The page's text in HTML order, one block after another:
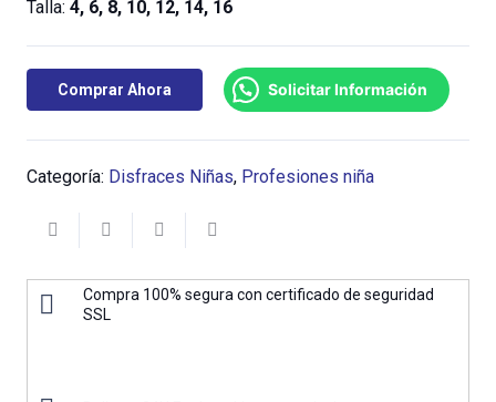
Talla: 4, 6, 8, 10, 12, 14, 16
Comprar Ahora Solicitar Información
Categoría: Disfraces Niñas, Profesiones niña
Compra 100% segura con certificado de seguridad
SSL